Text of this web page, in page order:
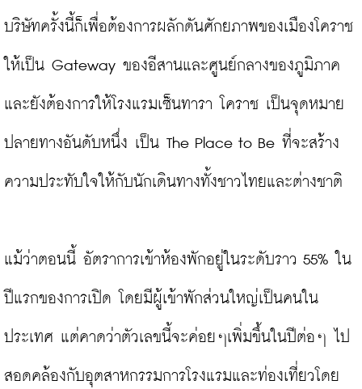
บริษัทครั้งนี้ก็เพื่อต้องการผลักดันศักยภาพของเมืองโคราช
ให้เป็น Gateway ของอีสานและศูนย์กลางของภูมิภาค
และยังต้องการให้โรงแรมเซ็นทารา โคราช เป็นจุดหมาย
ปลายทางอันดับหนึ่ง เป็น The Place to Be ที่จะสร้าง
ความประทับใจให้กับนักเดินทางทั้งชาวไทยและต่างชาติ
แม้ว่าตอนนี้ อัตราการเข้าห้องพักอยู่ในระดับราว 55% ใน
ปีแรกของการเปิด โดยมีผู้เข้าพักส่วนใหญ่เป็นคนใน
ประเทศ แต่คาดว่าตัวเลขนี้จะค่อยๆเพิ่มขึ้นในปีต่อๆ ไป
สอดคล้องกับอุตสาหกรรมการโรงแรมและท่องเที่ยวโดย